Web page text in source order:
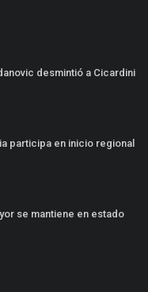
desmintió a Cicardini
participa en inicio regional
se mantiene en estado